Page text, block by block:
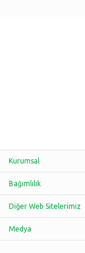
Kurumsal
Bağımlılık
Diğer Web Sitelerimiz
Medya